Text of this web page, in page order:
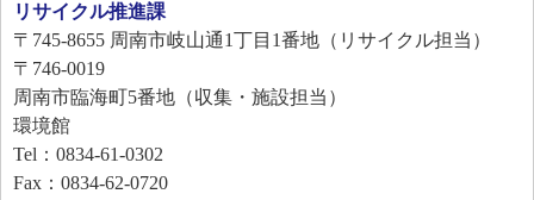
リサイクル推進課
〒745-8655 周南市岐山通1丁目1番地（リサイクル担当）
〒746-0019
周南市臨海町5番地（収集・施設担当）
環境館
Tel：0834-61-0302
Fax：0834-62-0720